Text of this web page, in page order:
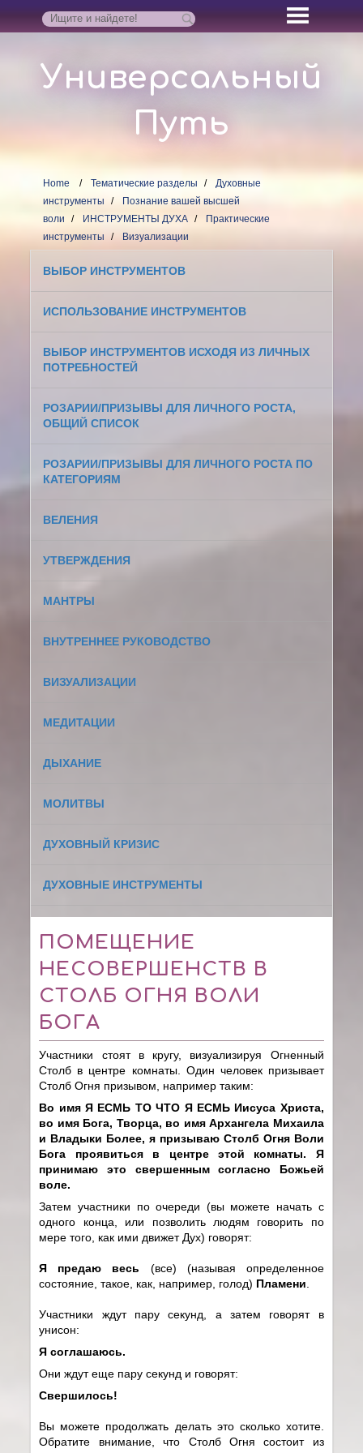
Универсальный
Путь
Home Тематические разделы
Духовные
инструменты
Познание вашей высшей
воли
ИНСТРУМЕНТЫ ДУХА
Практические
инструменты
Визуализации
ВЫБОР ИНСТРУМЕНТОВ
ИСПОЛЬЗОВАНИЕ ИНСТРУМЕНТОВ
ВЫБОР ИНСТРУМЕНТОВ ИСХОДЯ ИЗ ЛИЧНЫХ
ПОТРЕБНОСТЕЙ
РОЗАРИИ/ПРИЗЫВЫ ДЛЯ ЛИЧНОГО РОСТА,
ОБЩИЙ СПИСОК
РОЗАРИИ/ПРИЗЫВЫ ДЛЯ ЛИЧНОГО РОСТА ПО
КАТЕГОРИЯМ
ВЕЛЕНИЯ
УТВЕРЖДЕНИЯ
МАНТРЫ
ВНУТРЕННЕЕ РУКОВОДСТВО
ВИЗУАЛИЗАЦИИ
МЕДИТАЦИИ
ДЫХАНИЕ
МОЛИТВЫ
ДУХОВНЫЙ КРИЗИС
ДУХОВНЫЕ ИНСТРУМЕНТЫ
ПОМЕЩЕНИЕ
НЕСОВЕРШЕНСТВ В
СТОЛБ ОГНЯ ВОЛИ
БОГА
Участники стоят в кругу, визуализируя Огненный
Столб в центре комнаты. Один человек призывает
Столб Огня призывом, например таким:
Во имя Я ЕСМЬ ТО ЧТО Я ЕСМЬ Иисуса Христа,
во имя Бога, Творца, во имя Архангела Михаила
и Владыки Более, я призываю Столб Огня Воли
Бога проявиться в центре этой комнаты. Я
принимаю это свершенным согласно Божьей
воле.
Затем участники по очереди (вы можете начать с
одного конца, или позволить людям говорить по
мере того, как ими движет Дух) говорят:
Я предаю весь (все) (называя определенное
состояние, такое, как, например, голод) Пламени
Участники ждут пару секунд, а затем говорят в
унисон:
Я соглашаюсь.
Они ждут еще пару секунд и говорят:
Свершилось!
Вы можете продолжать делать это сколько хотите.
Обратите внимание, что Столб Огня состоит из